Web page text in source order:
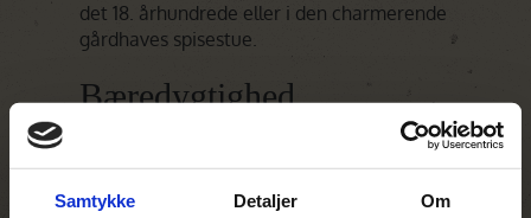
Samtykke Detaljer Om
det 18. århundrede eller i den charmerende
gårdhaves spisestue.
Bæredygtighed
afgrøder med bl.a. frugter og æg fra egne
planer om solceller eller lignende på